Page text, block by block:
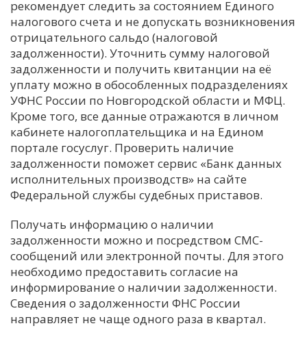
рекомендует следить за состоянием Единого
налогового счета и не допускать возникновения
отрицательного сальдо (налоговой
задолженности). Уточнить сумму налоговой
задолженности и получить квитанции на её
уплату можно в обособленных подразделениях
УФНС России по Новгородской области и МФЦ.
Кроме того, все данные отражаются в личном
кабинете налогоплательщика и на Едином
портале госуслуг. Проверить наличие
задолженности поможет сервис «Банк данных
исполнительных производств» на сайте
Федеральной службы судебных приставов.
Получать информацию о наличии
задолженности можно и посредством СМС-
сообщений или электронной почты. Для этого
необходимо предоставить согласие на
информирование о наличии задолженности.
Сведения о задолженности ФНС России
направляет не чаще одного раза в квартал.